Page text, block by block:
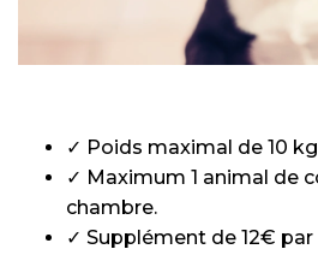
✓ Poids maximal de 10
✓ Maximum 1 animal de
chambre.
✓ Supplément de 12€